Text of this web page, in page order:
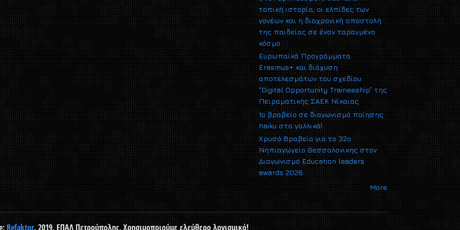
τοπική ιστορία, οι ελπίδες των
γονέων και η διαχρονική αποστολή
της παιδείας σε έναν ταραγμένο
κόσμο
Ευρωπαϊκά Προγράμματα
Erasmus+ και διάχυση
αποτελεσμάτων του σχεδίου
“Digital Opportunity Traineeship” της
Πειραματικής ΣΑΕΚ Νίκαιας
1ο βραβείο σε διαγωνισμό ποίησης
haiku στα γαλλικά!
Xρυσό Βραβείο για το 32ο
Νηπιαγωγείο Θεσσαλονικης στον
Διαγωνισμό Εducation leaders
awards 2026
More
Refaktor. 2019, ΕΠΑΛ Πετρούπολης. Χρησιμοποιούμε ελεύθερο λογισμικό!